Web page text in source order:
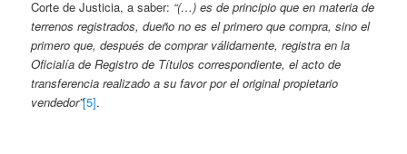
Corte de Justicia, a saber: “(…) es de principio que en materia de
terrenos registrados, dueño no es el primero que compra, sino el
primero que, después de comprar válidamente, registra en la
Oficialía de Registro de Títulos correspondiente, el acto de
transferencia realizado a su favor por el original propietario
vendedor”[5].